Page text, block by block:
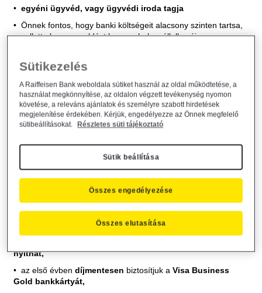
egyéni ügyvéd, vagy ügyvédi iroda tagja
Önnek fontos, hogy banki költségeit alacsony szinten tartsa,
emellett olyan megoldást keres, ahol a vállalkozói
ÉRDEKEL
Azért érdemes az Ügyvédi Ajánlatcsomagot választania, mert
Kifejezetten egyéni ügyvédek és ügyvédi irodák számára
alakítottunk ki a számlacsomagot:
a számlavezetési díjmentesség feltétele havonta legalább 3
átutalási tranzakció indítása a számláról, vagy minimum 100.000
Ft Raiffeisen kereskedői szolgáltatások keretében generált
bankkártya elfogadásból származó havi forgalom (POS, SoftPos,
nyithat,
az első évben díjmentesen biztosítjuk a Visa Business
Gold bankkártyát,
Sütikezelés
A Raiffeisen Bank weboldala sütiket használ az oldal működtetése, a
használat megkönnyítése, az oldalon végzett tevékenység nyomon
követése, a releváns ajánlatok és személyre szabott hirdetések
megjelenítése érdekében. Kérjük, engedélyezze az Önnek megfelelő
sütibeállításokat.
Részletes süti tájékoztató
Sütik beállítása
Összes elutasítása
Összes engedélyezése